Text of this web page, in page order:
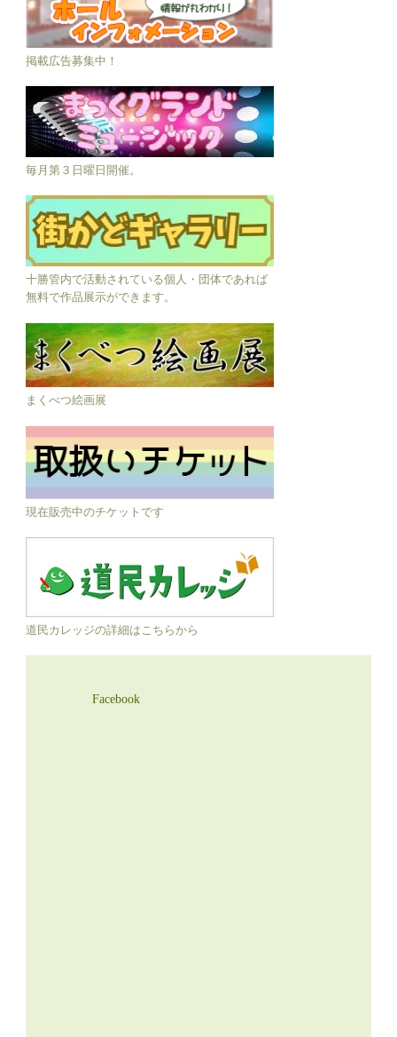
掲載広告募集中！
毎月第３日曜日開催。
十勝管内で活動されている個人・団体であれば
無料で作品展示ができます。
まくべつ絵画展
現在販売中のチケットです
道民カレッジの詳細はこちらから
Facebook